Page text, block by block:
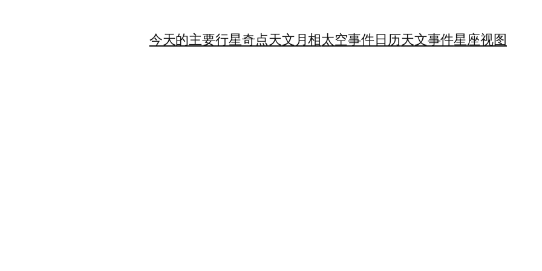
今天的主要行星奇点天文月相太空事件日历天文事件星座视图